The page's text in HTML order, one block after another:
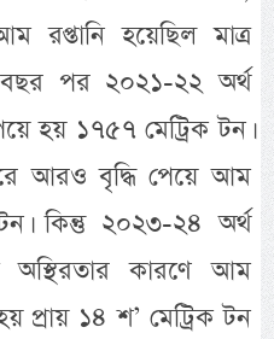
হয়েছিল মাত্র
পর ২০২১-২২ অর্থ
হয় ১৭৫৭ মেট্রিক টন।
আরও বৃদ্ধি পেয়ে আম
কিন্তু ২০২৩-২৪ অর্থ
অস্থিরতার কারণে আম
প্রায় ১৪ শ’ মেট্রিক টন